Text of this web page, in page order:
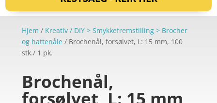
Hjem / Kreativ / DIY > Smykkefremstilling > Brocher
og hattenåle / Brochenål, forsølvet, L: 15 mm, 100
stk./ 1 pk.
Brochenål,